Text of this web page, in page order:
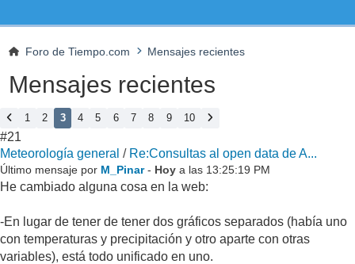
Foro de Tiempo.com Mensajes recientes
Mensajes recientes
1 2 3 4 5 6 7 8 9 10
#21
Meteorología general / Re:Consultas al open data de A...
Último mensaje por M_Pinar - Hoy a las 13:25:19 PM
He cambiado alguna cosa en la web:
-En lugar de tener de tener dos gráficos separados (había uno
con temperaturas y precipitación y otro aparte con otras
variables), está todo unificado en uno.